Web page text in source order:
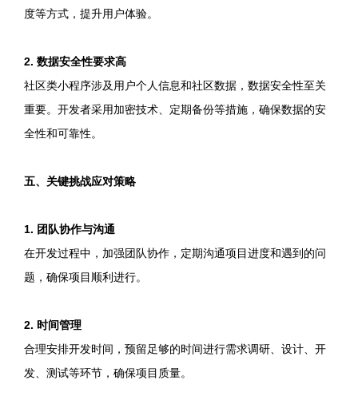
度等方式，提升用户体验。
2. 数据安全性要求高
社区类小程序涉及用户个人信息和社区数据，数据安全性至关
重要。开发者采用加密技术、定期备份等措施，确保数据的安
全性和可靠性。
五、关键挑战应对策略
1. 团队协作与沟通
在开发过程中，加强团队协作，定期沟通项目进度和遇到的问
题，确保项目顺利进行。
2. 时间管理
合理安排开发时间，预留足够的时间进行需求调研、设计、开
发、测试等环节，确保项目质量。